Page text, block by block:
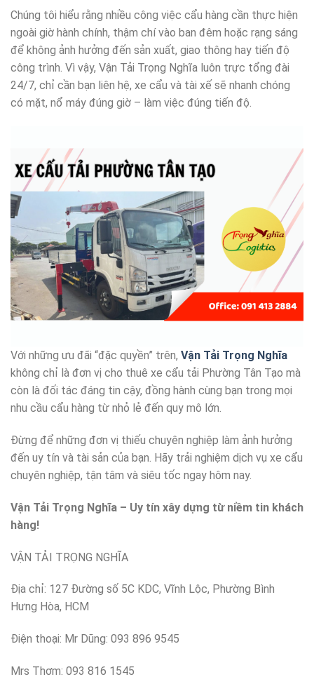
Chúng tôi hiểu rằng nhiều công việc cẩu hàng cần thực hiện
ngoài giờ hành chính, thậm chí vào ban đêm hoặc rạng sáng
để không ảnh hưởng đến sản xuất, giao thông hay tiến độ
công trình. Vì vậy, Vận Tải Trọng Nghĩa luôn trực tổng đài
24/7, chỉ cần bạn liên hệ, xe cẩu và tài xế sẽ nhanh chóng
có mặt, nổ máy đúng giờ – làm việc đúng tiến độ.
Với những ưu đãi “đặc quyền” trên, Vận Tải Trọng Nghĩa
không chỉ là đơn vị cho thuê xe cẩu tải Phường Tân Tạo mà
còn là đối tác đáng tin cậy, đồng hành cùng bạn trong mọi
nhu cầu cẩu hàng từ nhỏ lẻ đến quy mô lớn.
Đừng để những đơn vị thiếu chuyên nghiệp làm ảnh hưởng
đến uy tín và tài sản của bạn. Hãy trải nghiệm dịch vụ xe cẩu
chuyên nghiệp, tận tâm và siêu tốc ngay hôm nay.
Vận Tải Trọng Nghĩa – Uy tín xây dựng từ niềm tin khách
hàng!
VẬN TẢI TRỌNG NGHĨA
Địa chỉ: 127 Đường số 5C KDC, Vĩnh Lộc, Phường Bình
Hưng Hòa, HCM
Điện thoại: Mr Dũng: 093 896 9545
Mrs Thơm: 093 816 1545